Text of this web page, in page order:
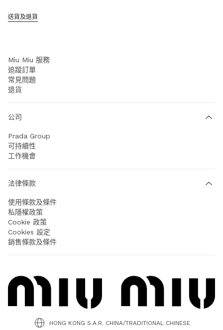
送貨及退貨
網站地圖
Miu Miu 服務
追蹤訂單
常見問題
退貨
公司
Prada Group
可持續性
工作機會
法律條款
使用條款及條件
私隱權政策
Cookie 政策
Cookies 設定
銷售條款及條件
HONG KONG S.A.R. CHINA/TRADITIONAL CHINESE